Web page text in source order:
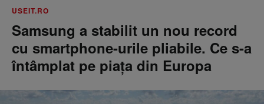
USEIT.RO
Samsung a stabilit un nou record
cu smartphone-urile pliabile. Ce s-a
întâmplat pe piața din Europa